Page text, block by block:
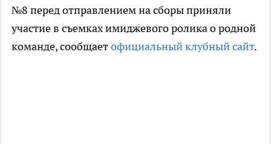
№8 перед отправлением на сборы приняли
участие в съемках имиджевого ролика о родной
команде, сообщаетофициальный клубный сайт.